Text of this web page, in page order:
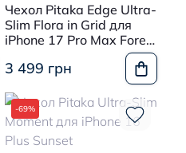
Чехол Pitaka Edge Ultra-
Slim Flora in Grid для
iPhone 17 Pro Max Forest
3 499 грн
-69%